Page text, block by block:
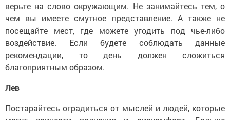
верьте на слово окружающим. Не занимайтесь тем, о
чем вы имеете смутное представление. А также не
посещайте мест, где можете угодить под чье-либо
воздействие. Если будете соблюдать данные
рекомендации, то день должен сложиться
благоприятным образом.
Лев
Постарайтесь оградиться от мыслей и людей, которые